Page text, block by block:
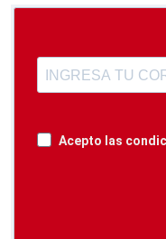
Acepto las